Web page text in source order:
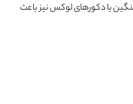
یا دکورهای لوکس نیز باعث